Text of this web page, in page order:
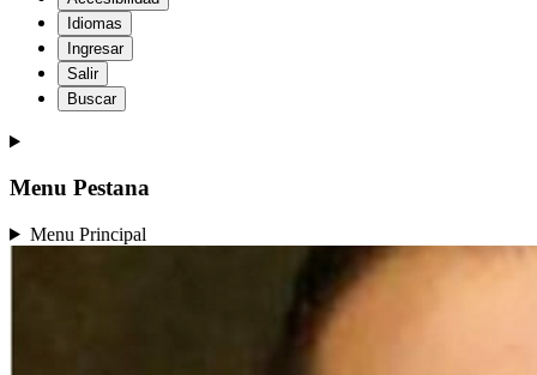
Idiomas
Ingresar
Salir
Buscar
Menu Pestana
Menu Principal